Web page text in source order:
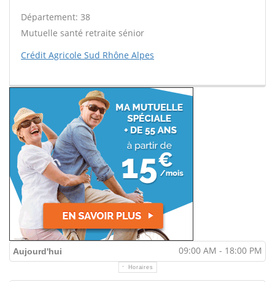
Département: 38
Mutuelle santé retraite sénior
Crédit Agricole Sud Rhône Alpes
Aujourd'hui 09:00 AM - 18:00 PM
Horaires